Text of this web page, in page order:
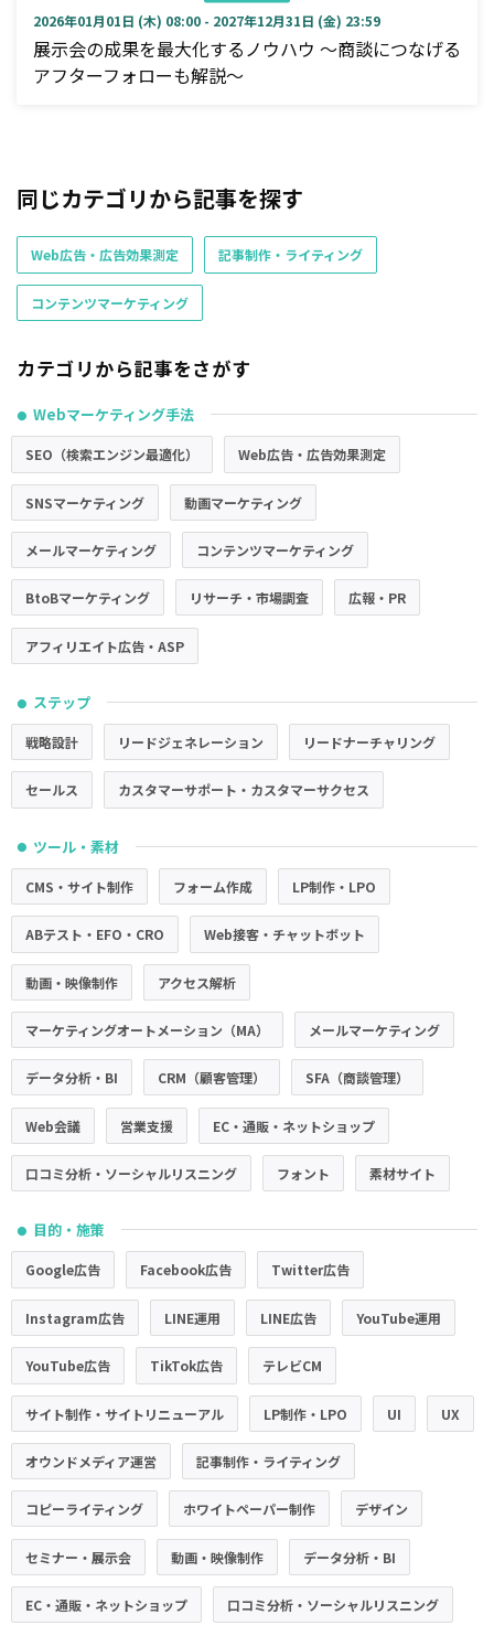
2026年01月01日 (木) 08:00 - 2027年12月31日 (金) 23:59
展示会の成果を最大化するノウハウ ～商談につなげる
アフターフォローも解説～
同じカテゴリから記事を探す
Web広告・広告効果測定 記事制作・ライティング
コンテンツマーケティング
カテゴリから記事をさがす
● Webマーケティング手法
SEO（検索エンジン最適化） Web広告・広告効果測定
SNSマーケティング 動画マーケティング
メールマーケティング コンテンツマーケティング
BtoBマーケティング リサーチ・市場調査 広報・PR
アフィリエイト広告・ASP
● ステップ
戦略設計 リードジェネレーション リードナーチャリング
セールス カスタマーサポート・カスタマーサクセス
● ツール・素材
CMS・サイト制作 フォーム作成 LP制作・LPO
ABテスト・EFO・CRO Web接客・チャットボット
動画・映像制作 アクセス解析
マーケティングオートメーション（MA） メールマーケティング
データ分析・BI CRM（顧客管理） SFA（商談管理）
Web会議 営業支援 EC・通販・ネットショップ
口コミ分析・ソーシャルリスニング フォント 素材サイト
● 目的・施策
Google広告 Facebook広告 Twitter広告
Instagram広告 LINE運用 LINE広告 YouTube運用
YouTube広告 TikTok広告 テレビCM
サイト制作・サイトリニューアル LP制作・LPO UI UX
オウンドメディア運営 記事制作・ライティング
コピーライティング ホワイトペーパー制作 デザイン
セミナー・展示会 動画・映像制作 データ分析・BI
EC・通販・ネットショップ 口コミ分析・ソーシャルリスニング